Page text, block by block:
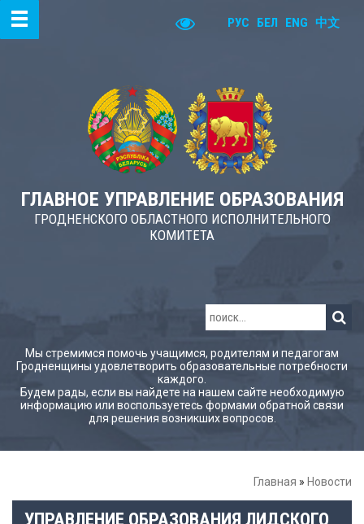
РУС БЕЛ ENG 中文
ГЛАВНОЕ УПРАВЛЕНИЕ ОБРАЗОВАНИЯ
ГРОДНЕНСКОГО ОБЛАСТНОГО ИСПОЛНИТЕЛЬНОГО
КОМИТЕТА
Мы стремимся помочь учащимся, родителям и педагогам
Гродненщины удовлетворить образовательные потребности
каждого.
Будем рады, если вы найдете на нашем сайте необходимую
информацию или воспользуетесь формами обратной связи
для решения возникших вопросов.
Главная » Новости
УПРАВЛЕНИЕ ОБРАЗОВАНИЯ ЛИДСКОГО